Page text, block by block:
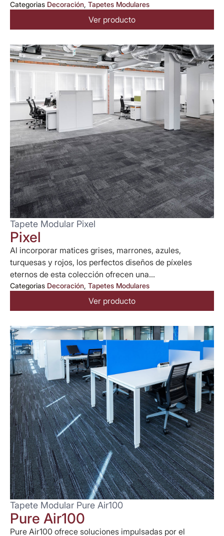
Categorias Decoración, Tapetes Modulares
Ver producto
Tapete Modular Pixel
Pixel
Al incorporar matices grises, marrones, azules,
turquesas y rojos, los perfectos diseños de píxeles
eternos de esta colección ofrecen una...
Categorias Decoración, Tapetes Modulares
Ver producto
Tapete Modular Pure Air100
Pure Air100
Pure Air100 ofrece soluciones impulsadas por el